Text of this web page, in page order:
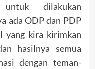
untuk dilakukan
ada ODP dan PDP
yang kira kirimkan
hasilnya semua
dengan teman-